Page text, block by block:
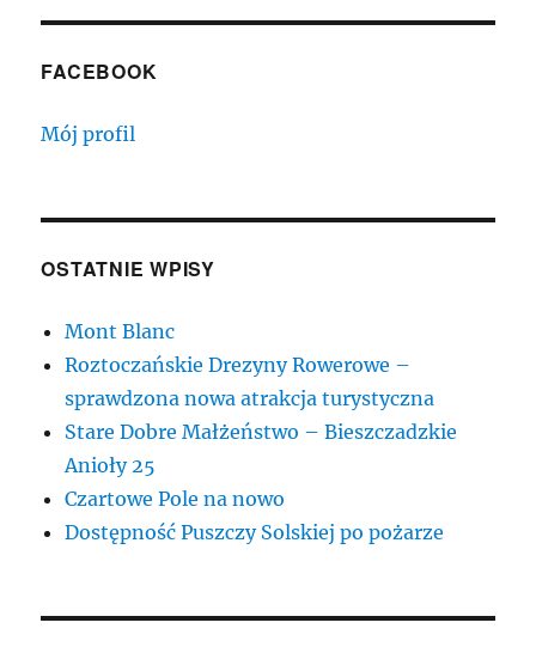
FACEBOOK
Mój profil
OSTATNIE WPISY
Mont Blanc
Roztoczańskie Drezyny Rowerowe –
sprawdzona nowa atrakcja turystyczna
Stare Dobre Małżeństwo – Bieszczadzkie
Anioły 25
Czartowe Pole na nowo
Dostępność Puszczy Solskiej po pożarze